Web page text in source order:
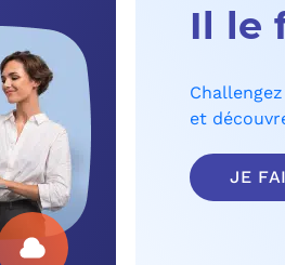
Il le
et
JE